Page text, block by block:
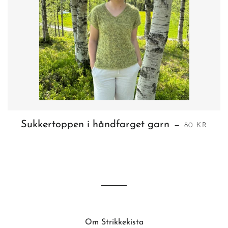
Sukkertoppen i håndfarget garn — VANLIG
80 KR
Om Strikkekista